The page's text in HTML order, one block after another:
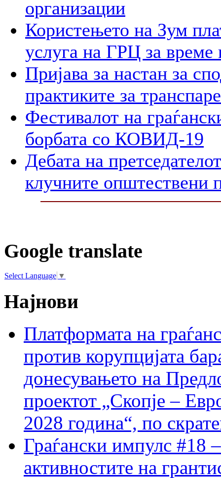
организации
Користењето на Зум
услуга на ГРЦ за време
Пријава за настан за
практиките за
Фестивалот на
борбата со КОВИД-19
Дебата на
клучните општествени
Google translate
Select Language ▼
Најнови
Платформата на
против корупцијата
донесувањето на
проектот „Скопје –
2028 година“, по
Граѓански импулс #18
активностите на